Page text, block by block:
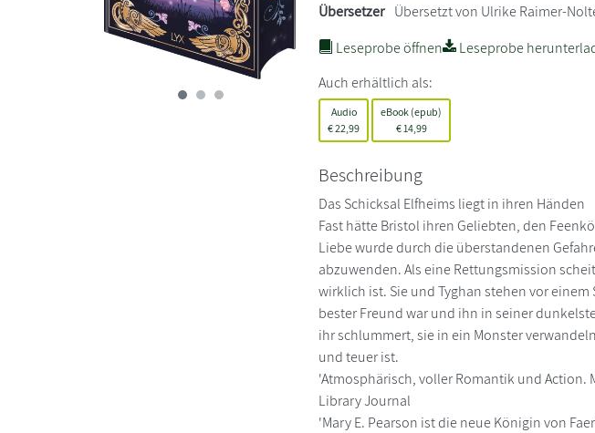
Übersetzer Übersetzt von Ulrike Raimer-
Leseprobe öffnen
Leseprobe
Auch erhältlich als:
Audio
€22,99
eBook (epub)
€14,99
Beschreibung
Das Schicksal Elfheims liegt in ihren Händen
Fast hätte Bristol ihren Geliebten, den
Liebe wurde durch die überstandenen
abzuwenden. Als eine Rettungsmission
wirklich ist. Sie und Tyghan stehen vor
bester Freund war und ihn in seiner
ihr schlummert, sie in ein Monster
und teuer ist.
'Atmosphärisch, voller Romantik und Action.
Library Journal
'Mary E. Pearson ist die neue Königin von